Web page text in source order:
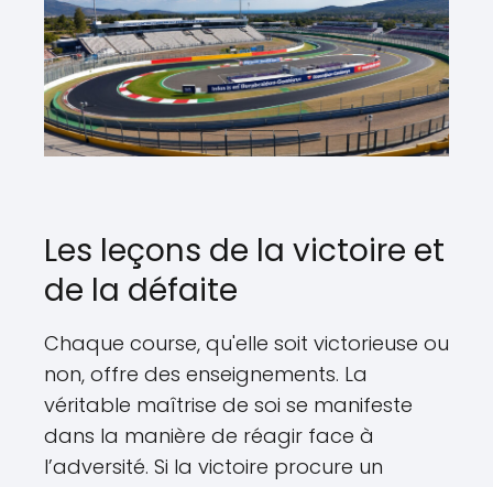
Les leçons de la victoire et
de la défaite
Chaque course, qu'elle soit victorieuse ou
non, offre des enseignements. La
véritable maîtrise de soi se manifeste
dans la manière de réagir face à
l’adversité. Si la victoire procure un